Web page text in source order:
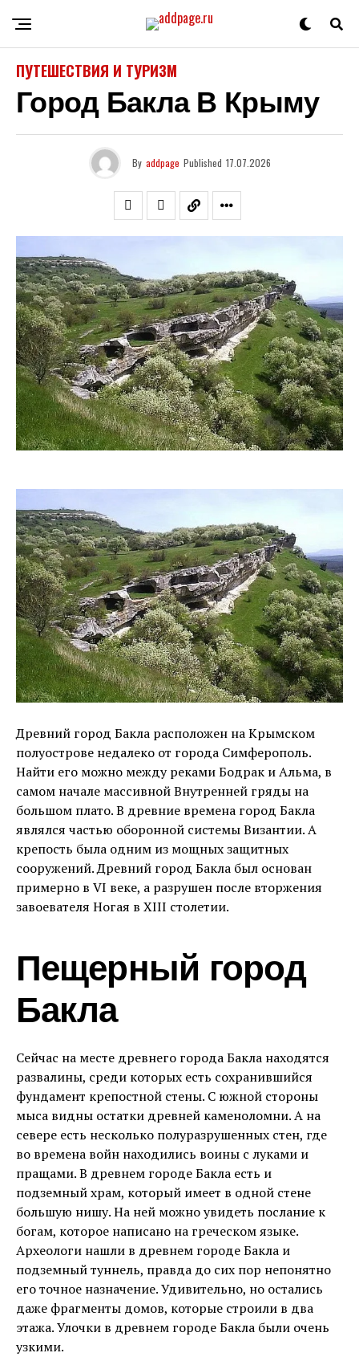
ПУТЕШЕСТВИЯ И ТУРИЗМ
Город Бакла В Крыму
By addpage Published 17.07.2026
Древний город Бакла расположен на Крымском
полуострове недалеко от города Симферополь.
Найти его можно между реками Бодрак и Альма, в
самом начале массивной Внутренней гряды на
большом плато. В древние времена город Бакла
являлся частью оборонной системы Византии. А
крепость была одним из мощных защитных
сооружений. Древний город Бакла был основан
примерно в VI веке, а разрушен после вторжения
завоевателя Ногая в XIII столетии.
Пещерный город
Бакла
Сейчас на месте древнего города Бакла находятся
развалины, среди которых есть сохранившийся
фундамент крепостной стены. С южной стороны
мыса видны остатки древней каменоломни. А на
севере есть несколько полуразрушенных стен, где
во времена войн находились воины с луками и
пращами. В древнем городе Бакла есть и
подземный храм, который имеет в одной стене
большую нишу. На ней можно увидеть послание к
богам, которое написано на греческом языке.
Археологи нашли в древнем городе Бакла и
подземный туннель, правда до сих пор непонятно
его точное назначение. Удивительно, но остались
даже фрагменты домов, которые строили в два
этажа. Улочки в древнем городе Бакла были очень
узкими.